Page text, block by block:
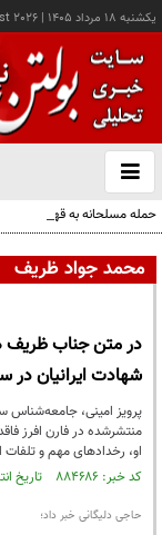
يکشنبه ۱۸ مرداد ۱۴۰۵ |
2026
باز
و
حمله مسلحانه به قهوه‌خانه‌ای در زاهدان؛ ۲
محمد جواد ظریف
در متن جناب ظریف
شهادت ایرانیان
پرویز امینی، جامعه‌شناس
منتشرشده در فارن افرز
او، رخدادهای مهم و تلفات
کد خبر: ۸۸۴۶۸۶ تاریخ انتشار : ۱۴۰۵/۰۱/۱۴
حاجی دلیگانی خبر داد؛